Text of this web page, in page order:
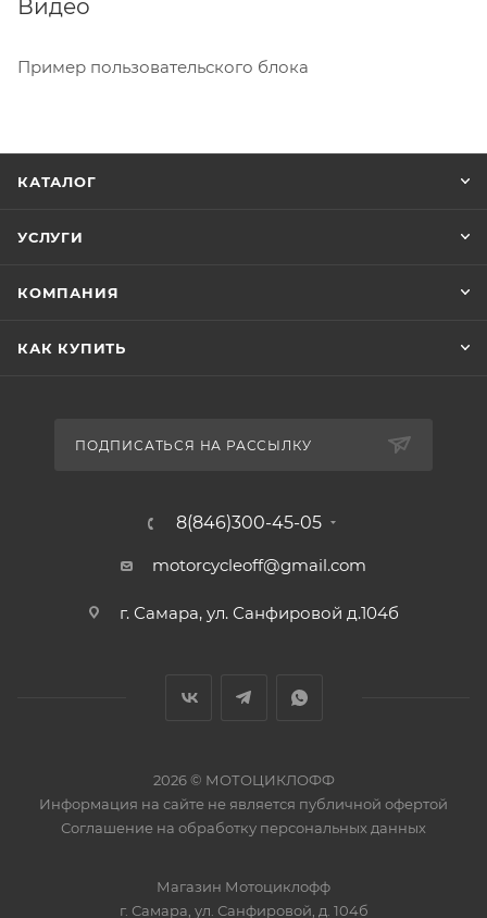
Видео
Пример пользовательского блока
КАТАЛОГ
УСЛУГИ
КОМПАНИЯ
КАК КУПИТЬ
ПОДПИСАТЬСЯ НА РАССЫЛКУ
8(846)300-45-05
motorcycleoff@gmail.com
г. Самара, ул. Санфировой д.104б
2026 © МОТОЦИКЛОФФ
Информация на сайте не является публичной офертой
Соглашение на обработку персональных данных
Магазин Мотоциклофф
г. Самара ул. Санфировой, д. 104б